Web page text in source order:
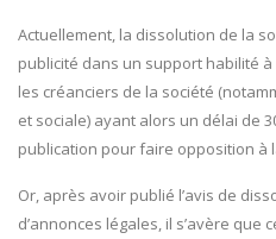
Actuellement, la dissolution de la
publicité dans un support habilité
les créanciers de la société
et sociale) ayant alors un délai de
publication pour faire opposition à
Or, après avoir publié l’avis de
d’annonces légales, il s’avère